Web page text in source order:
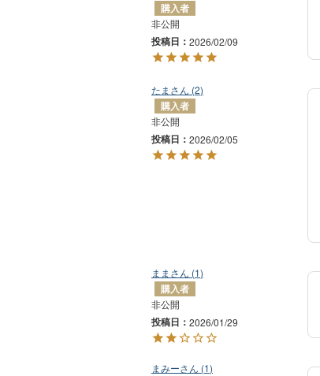
購入者
非公開
投稿日 2026/02/09
たま 2
購入者
非公開
投稿日 2026/02/05
まま 1
購入者
非公開
投稿日 2026/01/29
まみー 1